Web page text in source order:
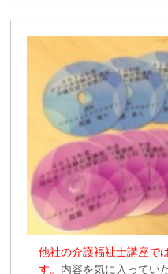
他社の介護福祉士講座で
す。 内容を気に入ってい